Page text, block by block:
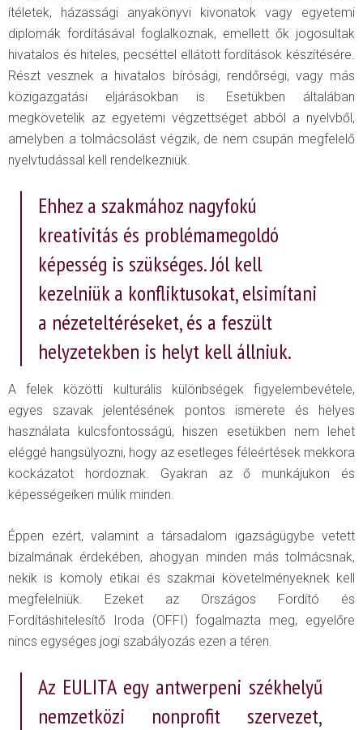
ítéletek, házassági anyakönyvi kivonatok vagy egyetemi
diplomák fordításával foglalkoznak, emellett ők jogosultak
hivatalos és hiteles, pecséttel ellátott fordítások készítésére.
Részt vesznek a hivatalos bírósági, rendőrségi, vagy más
közigazgatási eljárásokban is. Esetükben általában
megkövetelik az egyetemi végzettséget abból a nyelvből,
amelyben a tolmácsolást végzik, de nem csupán megfelelő
nyelvtudással kell rendelkezniük.
Ehhez a szakmához nagyfokú
kreativitás és problémamegoldó
képesség is szükséges. Jól kell
kezelniük a konfliktusokat, elsimítani
a nézeteltéréseket, és a feszült
helyzetekben is helyt kell állniuk.
A felek közötti kulturális különbségek figyelembevétele,
egyes szavak jelentésének pontos ismerete és helyes
használata kulcsfontosságú, hiszen esetükben nem lehet
eléggé hangsúlyozni, hogy az esetleges féleértések mekkora
kockázatot hordoznak. Gyakran az ő munkájukon és
képességeiken múlik minden.
Éppen ezért, valamint a társadalom igazságügybe vetett
bizalmának érdekében, ahogyan minden más tolmácsnak,
nekik is komoly etikai és szakmai követelményeknek kell
megfelelniük. Ezeket az Országos Fordító és
Fordításhitelesítő Iroda (OFFI) fogalmazta meg, egyelőre
nincs egységes jogi szabályozás ezen a téren.
Az EULITA egy antwerpeni székhelyű
nemzetközi nonprofit szervezet,